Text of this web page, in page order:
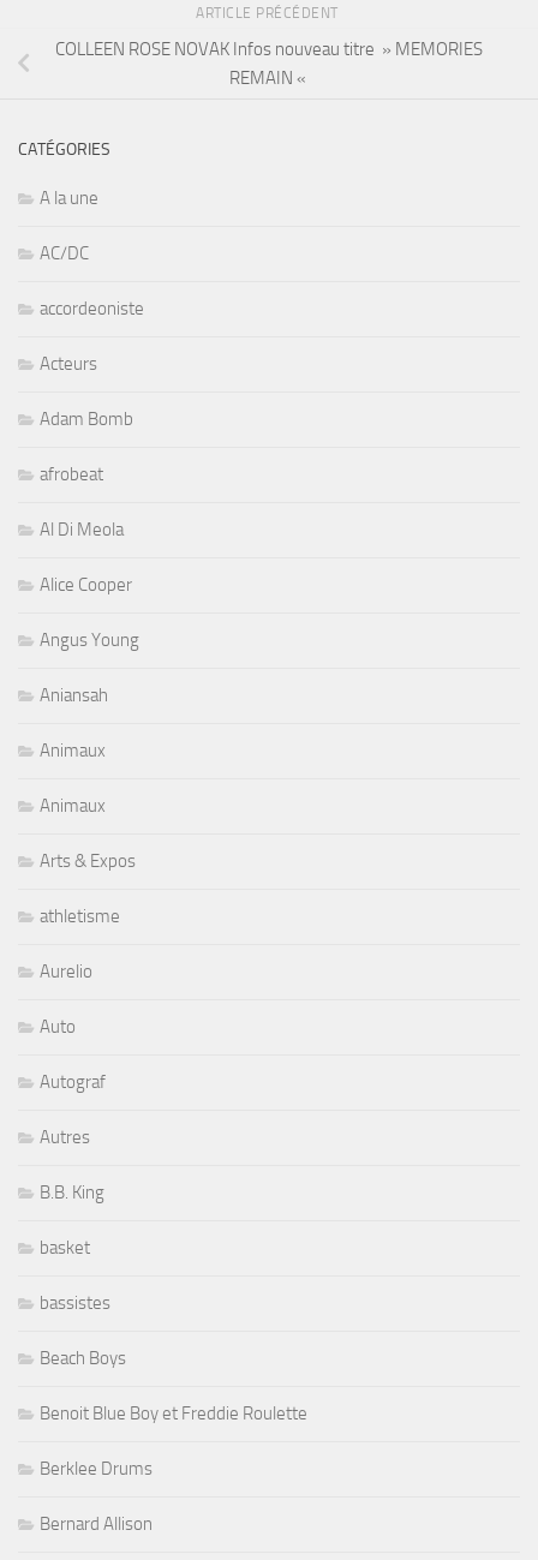
ARTICLE PRÉCÉDENT
COLLEEN ROSE NOVAK Infos nouveau titre » MEMORIES
REMAIN «
CATÉGORIES
A la une
AC/DC
accordeoniste
Acteurs
Adam Bomb
afrobeat
Al Di Meola
Alice Cooper
Angus Young
Aniansah
Animaux
Animaux
Arts & Expos
athletisme
Aurelio
Auto
Autograf
Autres
B.B. King
basket
bassistes
Beach Boys
Benoit Blue Boy et Freddie Roulette
Berklee Drums
Bernard Allison